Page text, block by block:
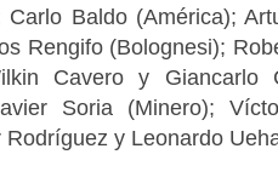
Carlo Baldo (América);
Rengifo (Bolognesi);
Cavero y Giancarlo
Soria (Minero);
Rodríguez y Leonardo